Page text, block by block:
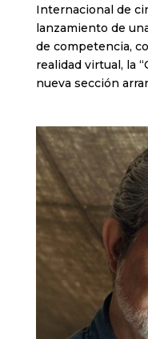
Internacional de
lanzamiento de
de competencia,
realidad virtual, la
nueva sección